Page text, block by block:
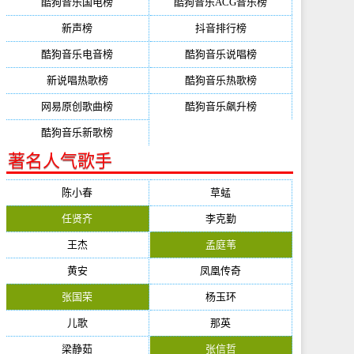
新声榜 抖音排行榜
酷狗音乐电音榜 酷狗音乐说唱榜
新说唱热歌榜 酷狗音乐热歌榜
网易原创歌曲榜 酷狗音乐飙升榜
酷狗音乐新歌榜
著名人气歌手
陈小春 草蜢
任贤齐 李克勤
王杰 孟庭苇
黄安 凤凰传奇
张国荣 杨玉环
儿歌 那英
梁静茹 张信哲